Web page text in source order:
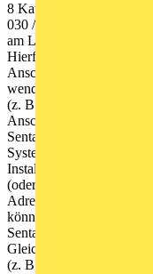
8 Kaufel ›› www.kaufel.de
030 / 70 17 33 - 300
am LBS oder an der
Hierfür kann ein
Anschluss an der USB-
wendet werden.
(z. B. Montageort) und
Anschluss des PDA oder
Sentara mobile am
System übernommen
Installationsphase in den
(oder in eine
Adressaufkleber an der
können diese Pläne
Sentara mobile 2 oder an
Gleichzeitig er- folgt die
(z. B. Montageort) und